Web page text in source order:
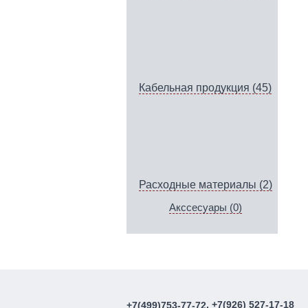
Кабельная продукция (45)
Расходные материалы (2)
Акссесуары (0)
+7(499)753-77-72, +7(926) 527-17-18